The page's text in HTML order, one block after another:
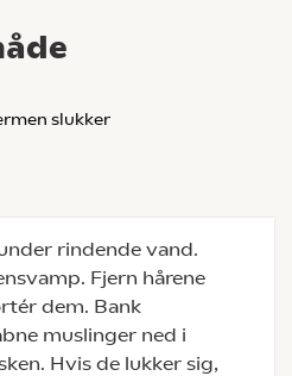
slukker
rindende vand.
Fjern hårene
dem. Bank
muslinger ned i
Hvis de lukker sig,